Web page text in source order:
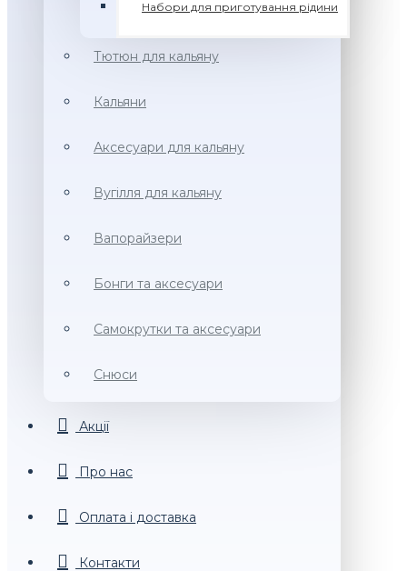
Набори для приготування рідини
Тютюн для кальяну
Кальяни
Аксесуари для кальяну
Вугілля для кальяну
Вапорайзери
Бонги та аксесуари
Самокрутки та аксесуари
Снюси
Акції
Про нас
Оплата і доставка
Контакти